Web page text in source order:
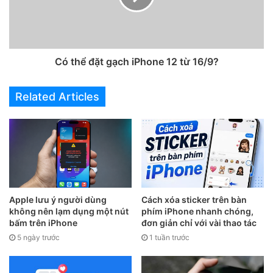
Bước 2. MởTrung tâm điều khiển
, chạm vào biểu
tượngGhi màn hình, sau đó đợi đếm ngược 3 giây.
Có thể đặt gạch iPhone 12 từ 16/9?
Related Articles
Apple lưu ý người dùng
không nên lạm dụng một nút
bấm trên iPhone
5 ngày trước
Cách xóa sticker trên bàn
phím iPhone nhanh chóng,
đơn giản chỉ với vài thao tác
1 tuần trước